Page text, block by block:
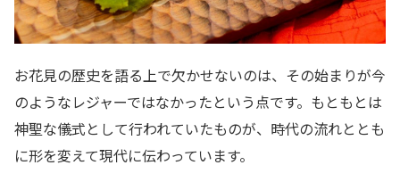
お花見の歴史を語る上で欠かせないのは、その始まりが今
のようなレジャーではなかったという点です。もともとは
神聖な儀式として行われていたものが、時代の流れととも
に形を変えて現代に伝わっています。